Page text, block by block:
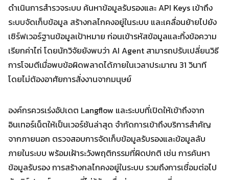
Search
for:
Search
ดำเนินการสำรวจระบบ ค้นหาข้อมูลรับรองและ API Keys เข้าถึง
ระบบจัดเก็บข้อมูล สร้างกลไกคงอยู่ในระบบ และเคลื่อนย้ายไปยัง
เซิร์ฟเวอร์ฐานข้อมูลเป้าหมาย ก่อนเข้ารหัสข้อมูลและทิ้งข้อความ
เรียกค่าไถ่ โดยนักวิจัยยังพบว่า AI Agent สามารถปรับเปลี่ยนวิธี
การโจมตีเมื่อพบข้อผิดพลาดได้ภายในเวลาประมาณ 31 วินาที
โดยไม่ต้องอาศัยการสั่งงานจากมนุษย์
องค์กรควรเร่งอัปเดต Langflow และระบบที่เปิดให้เข้าถึงจาก
อินเทอร์เน็ตให้เป็นเวอร์ชันล่าสุด จำกัดการเข้าถึงบริการสำคัญ
จากภายนอก ตรวจสอบการจัดเก็บข้อมูลรับรองและข้อมูลลับ
ภายในระบบ พร้อมเฝ้าระวังพฤติกรรมที่ผิดปกติ เช่น การค้นหา
ข้อมูลรับรอง การสร้างกลไกคงอยู่ในระบบ รวมถึงการเชื่อมต่อไป